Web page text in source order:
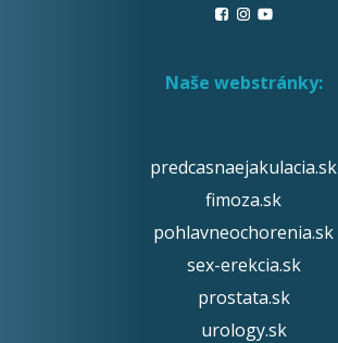
Naše webstránky:
predcasnaejakulacia.sk
fimoza.sk
pohlavneochorenia.sk
sex-erekcia.sk
prostata.sk
urology.sk